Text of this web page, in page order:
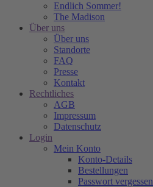
Endlich Sommer!
The Madison
Über uns
Über uns
Standorte
FAQ
Presse
Kontakt
Rechtliches
AGB
Impressum
Datenschutz
Login
Mein Konto
Konto-Details
Bestellungen
Passwort vergessen